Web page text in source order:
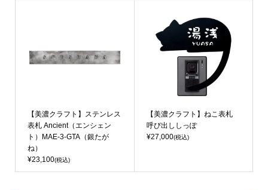
【美濃クラフト】ステンレス
表札 Ancient（エンシェン
ト）MAE-3-GTA（銀たが
ね）
¥23,100(税込)
【美濃クラフト】ねこ表札
呼び出ししっぽ
¥27,000(税込)